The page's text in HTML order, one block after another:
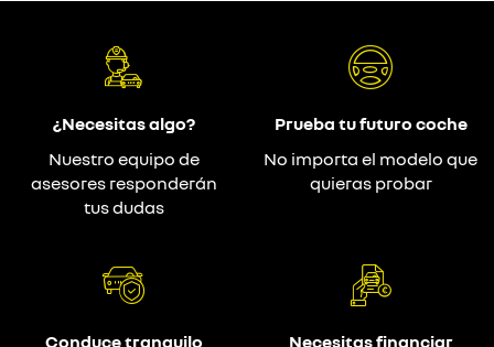
¿Necesitas algo?
Nuestro equipo de
asesores responderán
tus dudas
Prueba tu futuro coche
No importa el modelo que
quieras probar
Conduce tranquilo
Necesitas financiar